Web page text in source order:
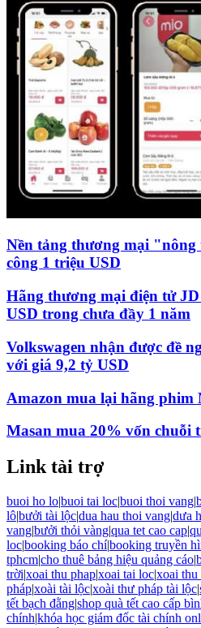
Nền tảng thương mại
công 1 triệu USD
Hãng thương mại điện tử
USD trong chưa đầy 1 năm
Volkswagen nhận được đề
với giá 9,2 tỷ USD
Amazon mua lại hãng
Masan mua 20% vốn chuỗi
Link tài trợ
buoi ho lo|buoi tai loc|buoi thoi vang|
lô|bưởi tài lộc|dua hau thoi vang|dưa
vang|bưởi thỏi vàng|qua tet cao cap|
loc|booking báo chí|booking truyền
tphcm|cho thuê bảng hiệu quảng cáo|
trời|xoai thu phap|xoai tai loc|xoai thu
pháp|xoài tài lộc|xoài thư pháp tài lộc|
tết bạch đằng|shop quà tết cao cấp
chính|khóa học giám đốc tài chính